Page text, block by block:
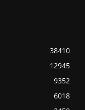
38410
12945
9352
6018